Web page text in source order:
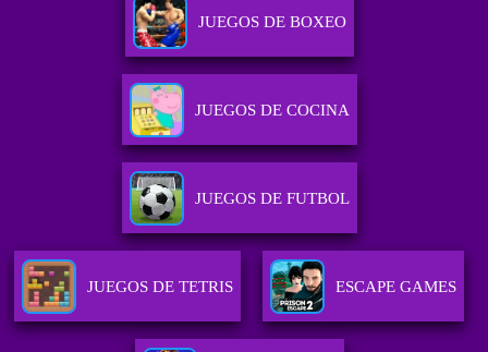
JUEGOS DE BOXEO
JUEGOS DE COCINA
JUEGOS DE FUTBOL
JUEGOS DE TETRIS ESCAPE GAMES